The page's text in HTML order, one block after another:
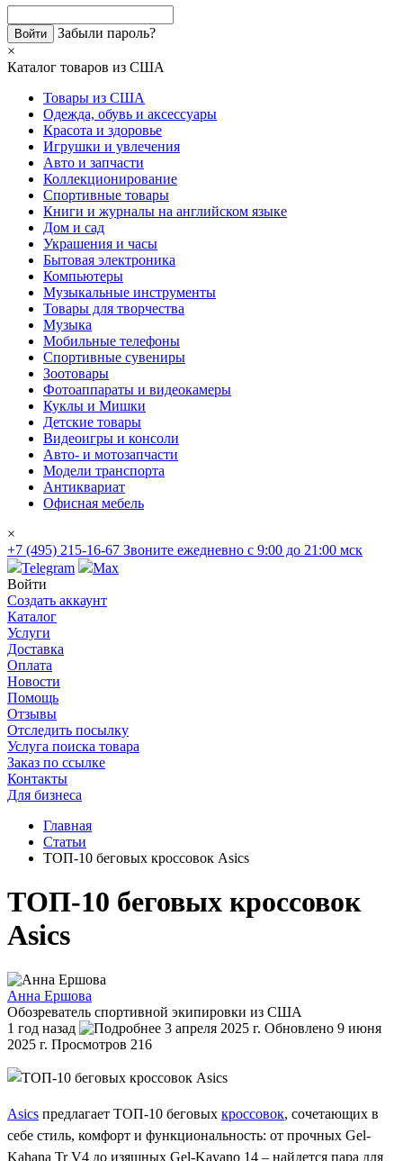
Забыли пароль?
×
Каталог товаров из США
Товары из США
Одежда, обувь и аксессуары
Красота и здоровье
Игрушки и увлечения
Авто и запчасти
Коллекционирование
Спортивные товары
Книги и журналы на английском языке
Дом и сад
Украшения и часы
Бытовая электроника
Компьютеры
Музыкальные инструменты
Товары для творчества
Музыка
Мобильные телефоны
Спортивные сувениры
Зоотовары
Фотоаппараты и видеокамеры
Куклы и Мишки
Детские товары
Видеоигры и консоли
Авто- и мотозапчасти
Модели транспорта
Антиквариат
Офисная мебель
×
+7 (495) 215-16-67 Звоните ежедневно с 9:00 до 21:00 мск
Telegram
Max
Войти
Создать аккаунт
Каталог
Услуги
Доставка
Оплата
Новости
Помощь
Отзывы
Отследить посылку
Услуга поиска товара
Заказ по ссылке
Контакты
Для бизнеса
Главная
Статьи
ТОП-10 беговых кроссовок Asics
ТОП-10 беговых кроссовок
Asics
Анна Ершова
Обозреватель спортивной экипировки из США
1 год назад
3 апреля 2025 г. Обновлено 9 июня
2025 г. Просмотров 216
Asics предлагает ТОП-10 беговых кроссовок, сочетающих в
себе стиль, комфорт и функциональность: от прочных Gel-
Kahana Tr V4 до изящных Gel-Kayano 14 – найдется пара для